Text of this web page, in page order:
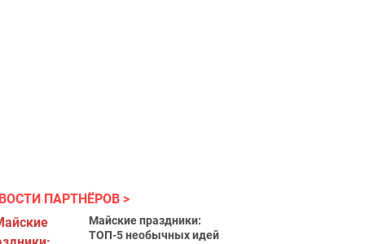
ПАРТНЁРОВ
Майские праздники:
ТОП-5 необычных идей